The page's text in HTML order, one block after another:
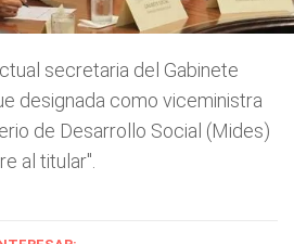
secretaria del Gabinete
designada como viceministra
de Desarrollo Social (Mides)
al titular".